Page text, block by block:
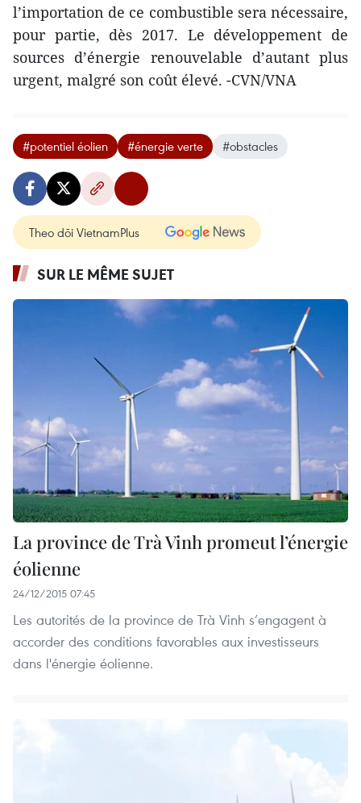
l’importation de ce combustible sera nécessaire,
pour partie, dès 2017. Le développement de
sources d’énergie renouvelable d’autant plus
urgent, malgré son coût élevé. -CVN/VNA
#potentiel éolien #énergie verte #obstacles
Theo dõi VietnamPlus
SUR LE MÊME SUJET
La province de Trà Vinh promeut l’énergie
éolienne
24/12/2015 07:45
Les autorités de la province de Trà Vinh s’engagent à
accorder des conditions favorables aux investisseurs
dans l'énergie éolienne.